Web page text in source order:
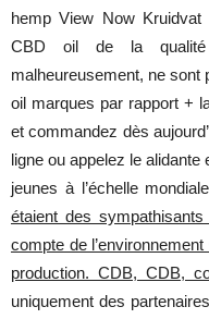
hemp View Now
CBD oil de la
malheureusement, ne sont
oil marques par rapport +
et commandez dès
ligne ou appelez le
jeunes à l’échelle
étaient des
compte de
production. CDB, CDB,
uniquement des